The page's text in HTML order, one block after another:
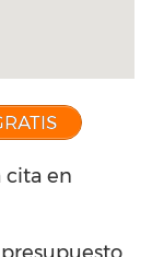
cita en